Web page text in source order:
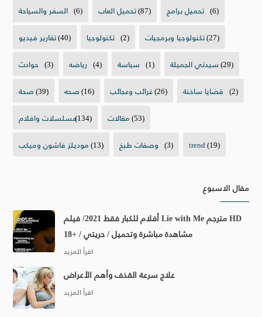
السفر والسياحة (6) تحميل العاب(87) تحميل برامج (6)
تقارير فيديو(40) تكنولوجيا (2) تكنولوجيا وبرمجيات(27)
حوادث (3) رياضه (4) سياسة (1) سيدتي الجميلة(29)
صحة(39) صحه(16) غرائب وعجائب(26) قضايا ساخنة (2)
مسلسلات وافلام(134) مقالات(53)
موديلز فاشون وميكب(13) وصفات طبخ (3) trend(19)
مقال الاسبوع
أفلام للكبار فقط 2021/ فيلم Lie with Me مترجم HD
مشاهدة مباشرة وتحميل / حريتي / +18
علاج سرعة القذف وأهم الأعراض